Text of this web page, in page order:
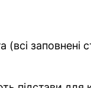
заповнені